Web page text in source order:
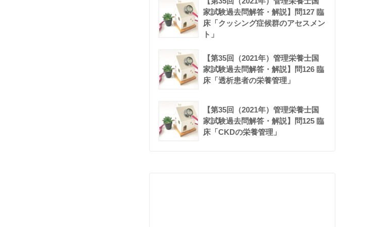
家試験過去問解答・解説】問127 臨
床「クッシング症候群のアセスメン
ト」
【第35回（2021年）管理栄養士国
家試験過去問解答・解説】問126 臨
床「透析患者の栄養管理」
【第35回（2021年）管理栄養士国
家試験過去問解答・解説】問125 臨
床「CKDの栄養管理」